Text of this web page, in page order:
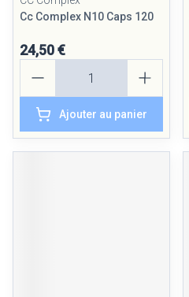
Cc Complex N10 Caps 120
24,50 €
Ajouter au panier